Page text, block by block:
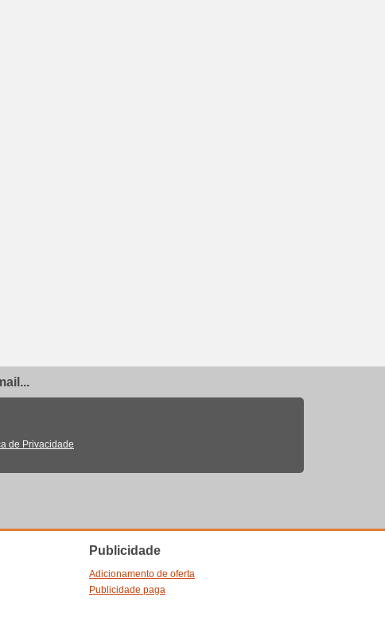
de Privacidade
Publicidade
Adicionamento de oferta
Publicidade paga